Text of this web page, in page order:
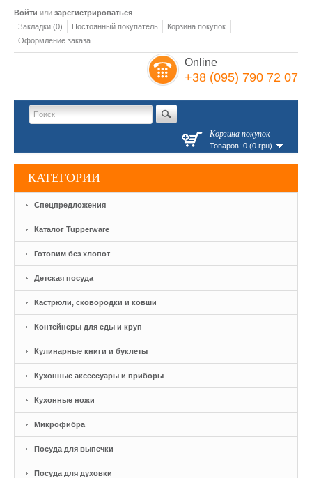
Войти или зарегистрироваться
Закладки (0)
Постоянный покупатель
Корзина покупок
Оформление заказа
Online
+38 (095) 790 72 07
Корзина покупок
Товаров: 0 (0 грн)
КАТЕГОРИИ
Спецпредложения
Каталог Tupperware
Готовим без хлопот
Детская посуда
Кастрюли, сковородки и ковши
Контейнеры для еды и круп
Кулинарные книги и буклеты
Кухонные аксессуары и приборы
Кухонные ножи
Микрофибра
Посуда для выпечки
Посуда для духовки